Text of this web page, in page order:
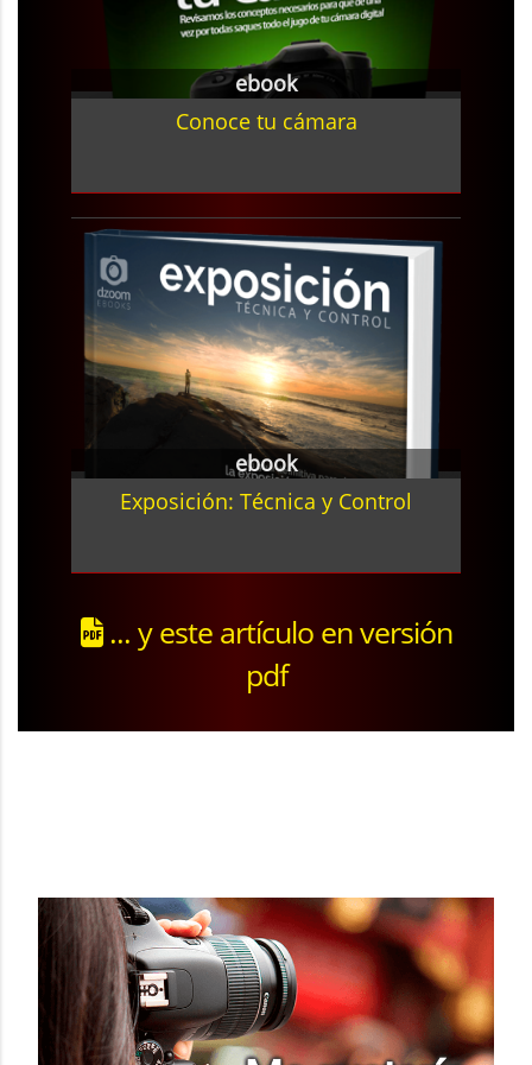
ebook
Conoce tu cámara
ebook
Exposición: Técnica y Control
... y este artículo en versión
pdf